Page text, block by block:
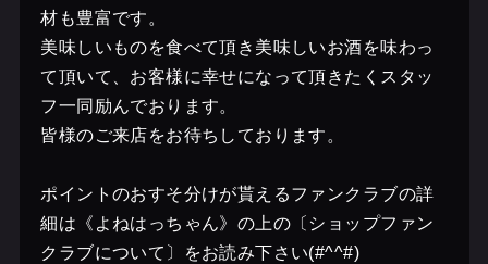
材も豊富です。
美味しいものを食べて頂き美味しいお酒を味わっ
て頂いて、お客様に幸せになって頂きたくスタッ
フ一同励んでおります。
皆様のご来店をお待ちしております。
ポイントのおすそ分けが貰えるファンクラブの詳
細は《よねはっちゃん》の上の〔ショップファン
クラブについて〕をお読み下さい(#^^#)